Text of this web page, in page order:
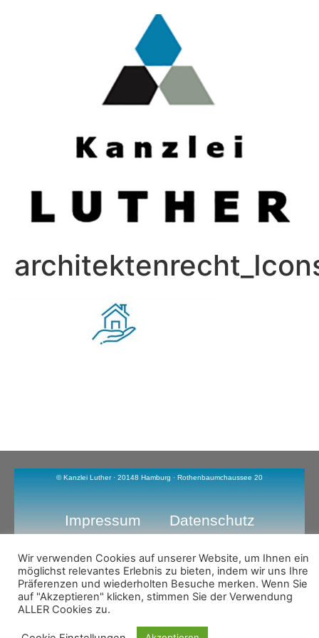
© Kanzlei Luther · 20148 Hamburg · Rothenbaumchaussee 20
Impressum Datenschutz
+49 40 450 10 80
Wir verwenden Cookies auf unserer Website, um Ihnen ein
möglichst relevantes Erlebnis zu bieten, indem wir uns Ihre
Präferenzen und wiederholten Besuche merken. Wenn Sie
auf "Akzeptieren" klicken, stimmen Sie der Verwendung
ALLER Cookies zu.